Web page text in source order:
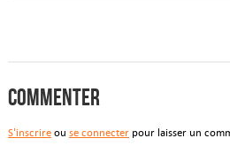
Commenter
S'inscrireou se connecterpour laisser un